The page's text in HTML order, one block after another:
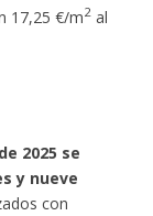
17,25 €/m2al
2025 se
y nueve
con